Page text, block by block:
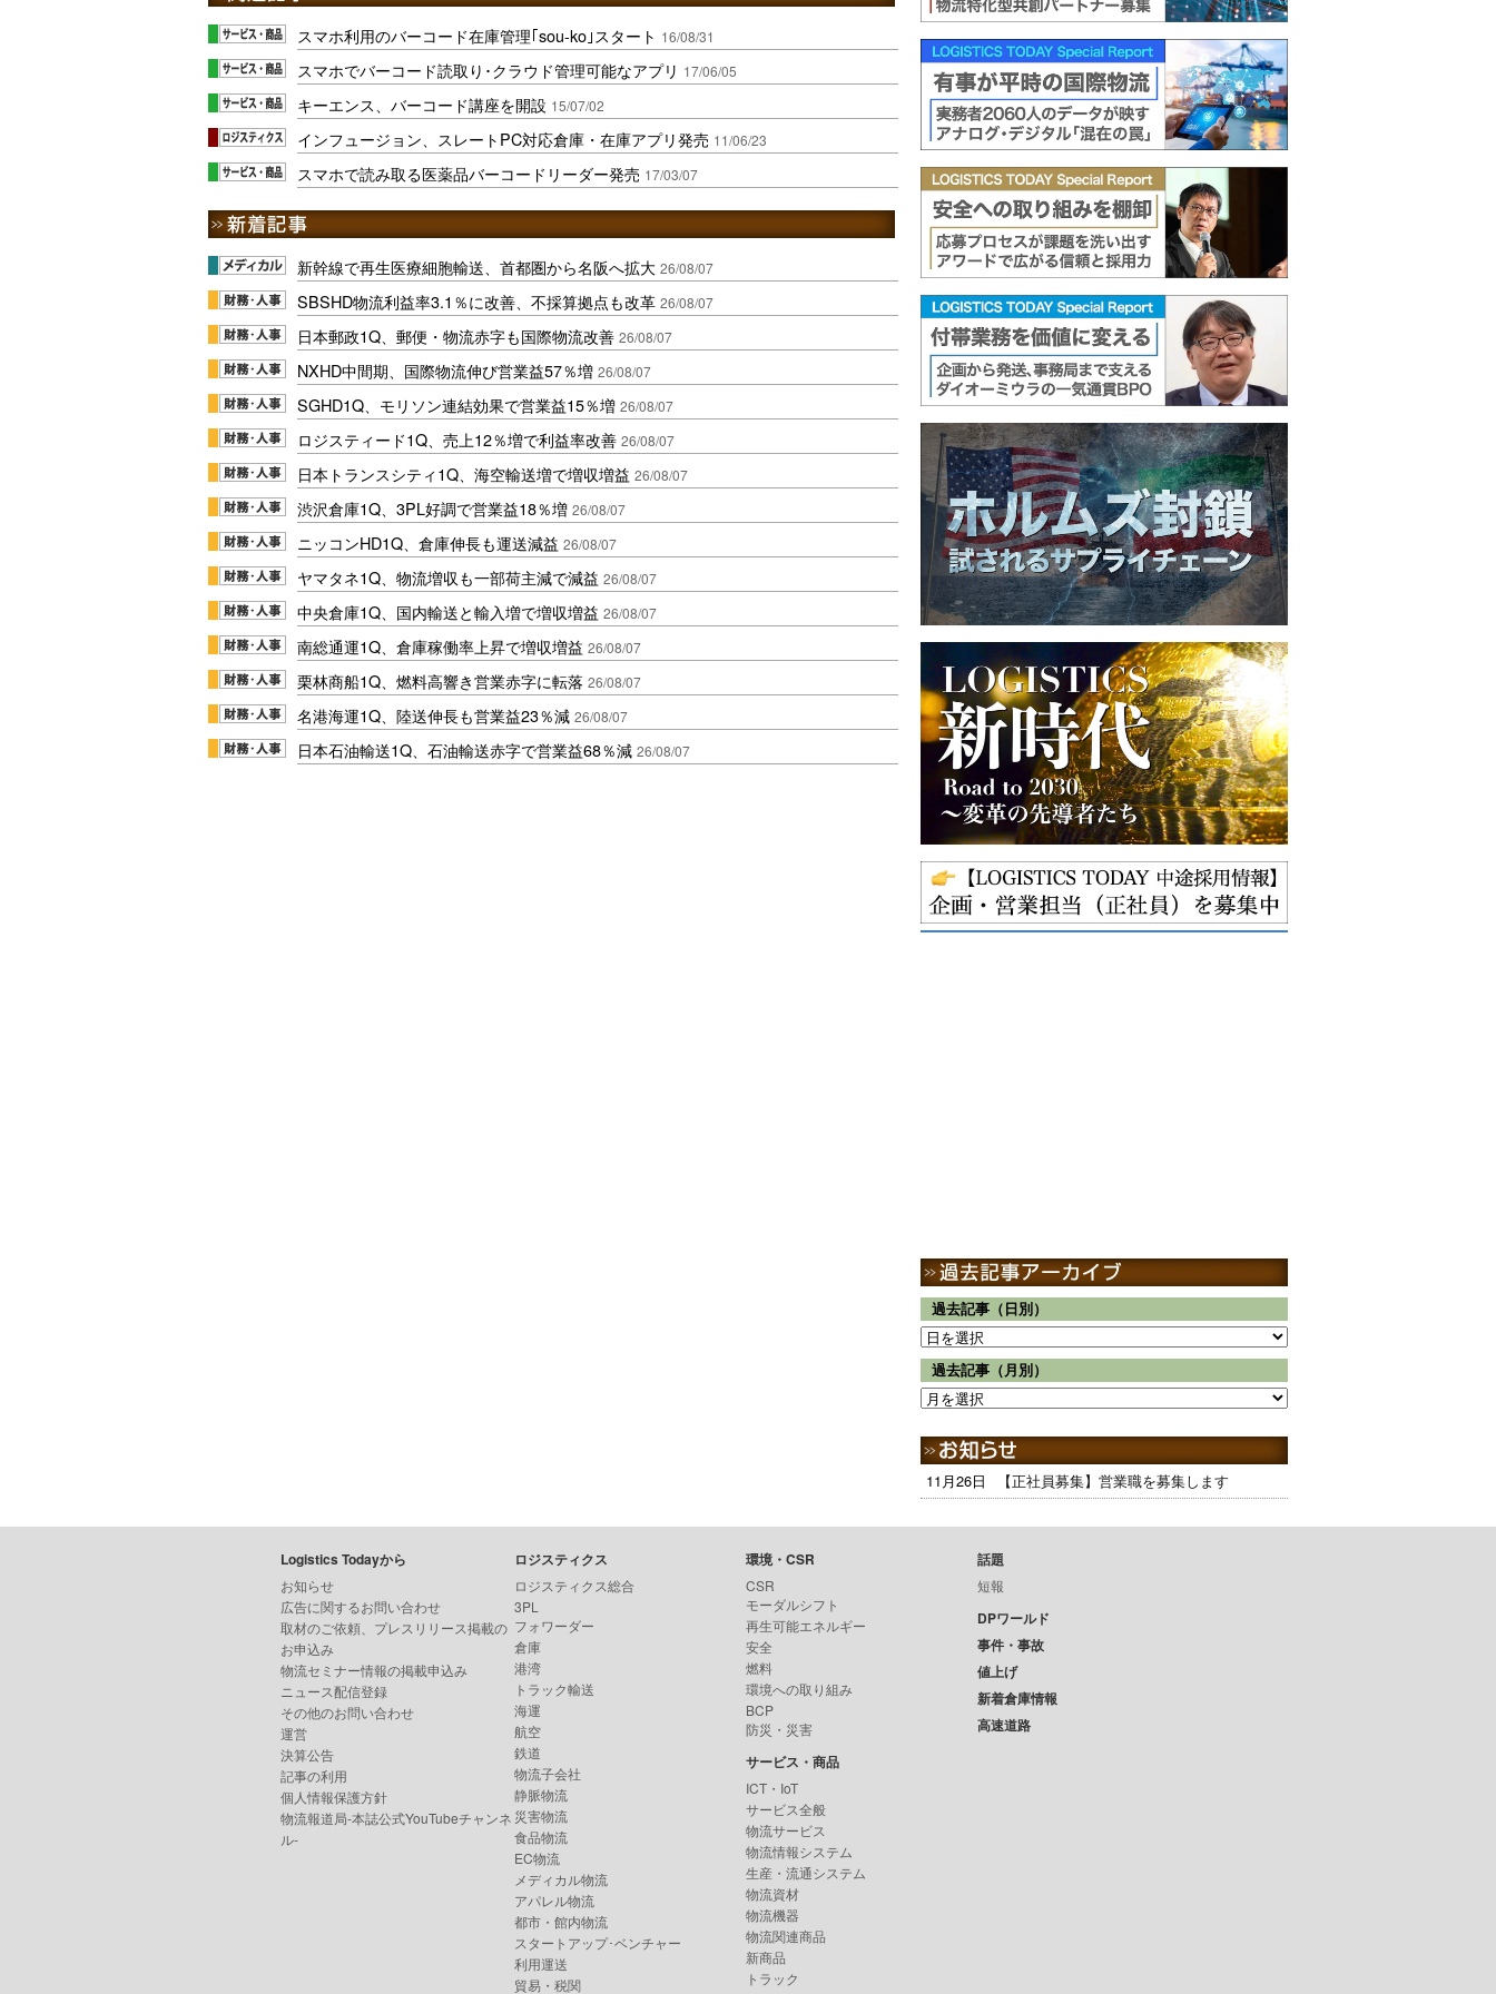
スマホ利用のバーコード在庫管理｢sou-ko｣スタート 16/08/31
スマホでバーコード読取り･クラウド管理可能なアプリ 17/06/05
キーエンス、バーコード講座を開設 15/07/02
インフュージョン、スレートPC対応倉庫・在庫アプリ発売 11/06/23
スマホで読み取る医薬品バーコードリーダー発売 17/03/07
新幹線で再生医療細胞輸送、首都圏から名阪へ拡大 26/08/07
SBSHD物流利益率3.1％に改善、不採算拠点も改革 26/08/07
日本郵政1Q、郵便・物流赤字も国際物流改善 26/08/07
NXHD中間期、国際物流伸び営業益57％増 26/08/07
SGHD1Q、モリソン連結効果で営業益15％増 26/08/07
ロジスティード1Q、売上12％増で利益率改善 26/08/07
日本トランスシティ1Q、海空輸送増で増収増益 26/08/07
渋沢倉庫1Q、3PL好調で営業益18％増 26/08/07
ニッコンHD1Q、倉庫伸長も運送減益 26/08/07
ヤマタネ1Q、物流増収も一部荷主減で減益 26/08/07
中央倉庫1Q、国内輸送と輸入増で増収増益 26/08/07
南総通運1Q、倉庫稼働率上昇で増収増益 26/08/07
栗林商船1Q、燃料高響き営業赤字に転落 26/08/07
名港海運1Q、陸送伸長も営業益23％減 26/08/07
日本石油輸送1Q、石油輸送赤字で営業益68％減 26/08/07
過去記事（日別）
過去記事（月別）
11月26日 【正社員募集】営業職を募集します
Logistics Todayから
お知らせ
広告に関するお問い合わせ
取材のご依頼、プレスリリース掲載の
お申込み
物流セミナー情報の掲載申込み
ニュース配信登録
その他のお問い合わせ
運営
決算公告
記事の利用
個人情報保護方針
物流報道局-本誌公式YouTubeチャンネ
ル-
ロジスティクス
ロジスティクス総合
3PL
フォワーダー
倉庫
港湾
トラック輸送
海運
航空
鉄道
物流子会社
静脈物流
災害物流
食品物流
EC物流
メディカル物流
アパレル物流
都市・館内物流
スタートアップ･ベンチャー
利用運送
貿易・税関
環境・CSR
CSR
モーダルシフト
再生可能エネルギー
安全
燃料
環境への取り組み
BCP
防災・災害
サービス・商品
ICT・IoT
サービス全般
物流サービス
物流情報システム
生産・流通システム
物流資材
物流機器
物流関連商品
新商品
トラック
話題
短報
DPワールド
事件・事故
値上げ
新着倉庫情報
高速道路